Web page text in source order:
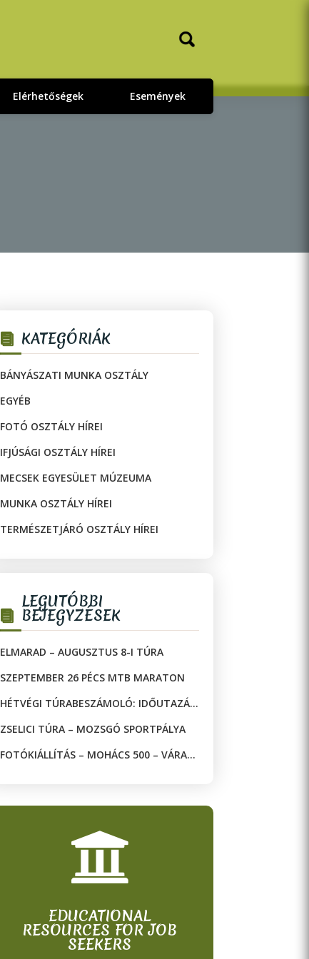
Elérhetőségek Események
KATEGÓRIÁK
BÁNYÁSZATI MUNKA OSZTÁLY
EGYÉB
FOTÓ OSZTÁLY HÍREI
IFJÚSÁGI OSZTÁLY HÍREI
MECSEK EGYESÜLET MÚZEUMA
MUNKA OSZTÁLY HÍREI
TERMÉSZETJÁRÓ OSZTÁLY HÍREI
LEGUTÓBBI
BEJEGYZÉSEK
ELMARAD – AUGUSZTUS 8-I TÚRA
SZEPTEMBER 26 PÉCS MTB MARATON
HÉTVÉGI TÚRABESZÁMOLÓ: IDŐUTAZÁS
ZSELICI TÚRA – MOZSGÓ SPORTPÁLYA
FOTÓKIÁLLÍTÁS – MOHÁCS 500 – VÁRAK

EDUCATIONAL
RESOURCES FOR JOB
SEEKERS